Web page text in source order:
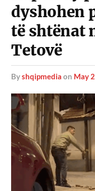
dyshohen
të shtënat
Tetovë
byshqipmedia on May